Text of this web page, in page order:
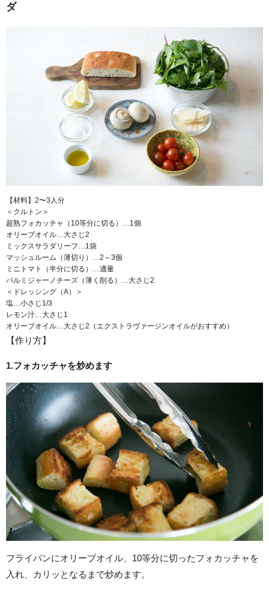
ダ
【材料】2〜3人分
＜クルトン＞
超熟フォカッチャ（10等分に切る）…1個
オリーブオイル…大さじ2
ミックスサラダリーフ…1袋
マッシュルーム（薄切り）…2～3個
ミニトマト（半分に切る）…適量
パルミジャーノチーズ（薄く削る）…大さじ2
＜ドレッシング（A）＞
塩…小さじ1/3
レモン汁…大さじ1
オリーブオイル…大さじ2（エクストラヴァージンオイルがおすすめ）
【作り方】
1.フォカッチャを炒めます
フライパンにオリーブオイル、10等分に切ったフォカッチャを
入れ、カリッとなるまで炒めます。